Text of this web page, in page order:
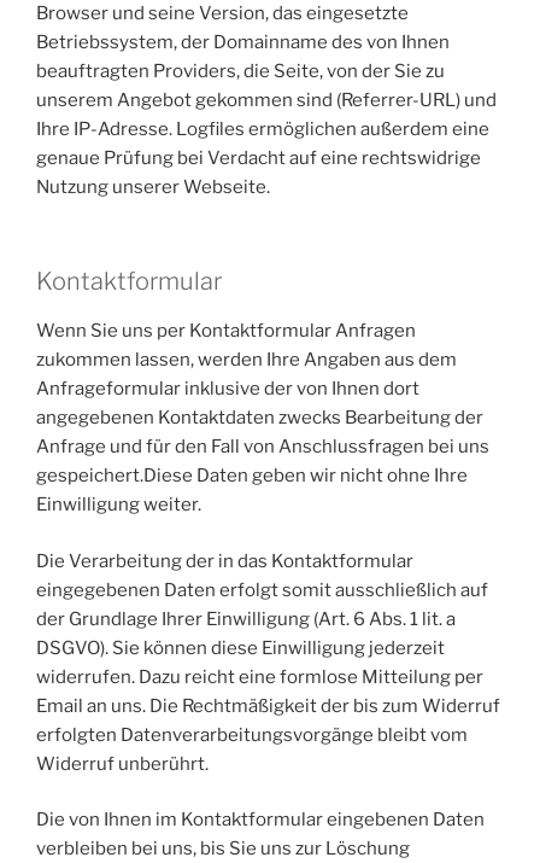
Browser und seine Version, das eingesetzte
Betriebssystem, der Domainname des von Ihnen
beauftragten Providers, die Seite, von der Sie zu
unserem Angebot gekommen sind (Referrer-URL) und
Ihre IP-Adresse. Logfiles ermöglichen außerdem eine
genaue Prüfung bei Verdacht auf eine rechtswidrige
Nutzung unserer Webseite.
Kontaktformular
Wenn Sie uns per Kontaktformular Anfragen
zukommen lassen, werden Ihre Angaben aus dem
Anfrageformular inklusive der von Ihnen dort
angegebenen Kontaktdaten zwecks Bearbeitung der
Anfrage und für den Fall von Anschlussfragen bei uns
gespeichert.Diese Daten geben wir nicht ohne Ihre
Einwilligung weiter.
Die Verarbeitung der in das Kontaktformular
eingegebenen Daten erfolgt somit ausschließlich auf
der Grundlage Ihrer Einwilligung (Art. 6 Abs. 1 lit. a
DSGVO). Sie können diese Einwilligung jederzeit
widerrufen. Dazu reicht eine formlose Mitteilung per
Email an uns. Die Rechtmäßigkeit der bis zum Widerruf
erfolgten Datenverarbeitungsvorgänge bleibt vom
Widerruf unberührt.
Die von Ihnen im Kontaktformular eingebenen Daten
verbleiben bei uns, bis Sie uns zur Löschung